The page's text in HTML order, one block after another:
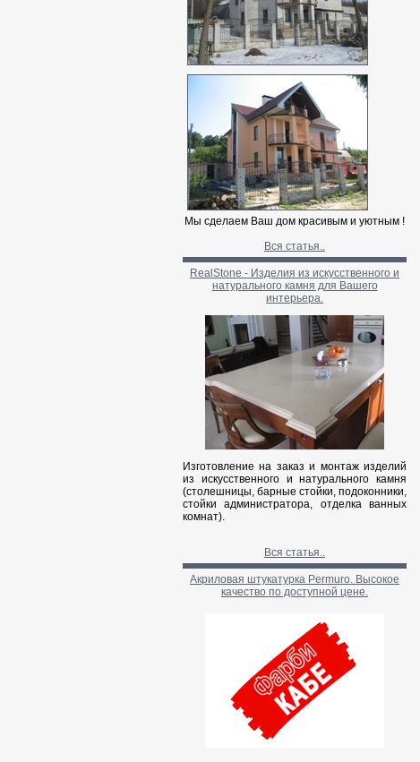
Мы сделаем Ваш дом красивым и уютным !
Вся статья..
RealStone - Изделия из искусственного и
натурального камня для Вашего
интерьера.
Изготовление на заказ и монтаж изделий
из искусственного и натурального камня
(столешницы, барные стойки, подоконники,
стойки администратора, отделка ванных
комнат).
Вся статья..
Акриловая штукатурка Permuro. Высокое
качество по доступной цене.